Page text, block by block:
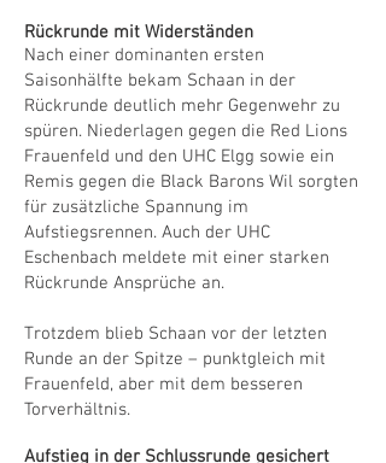
Rückrunde mit Widerständen
Nach einer dominanten ersten
Saisonhälfte bekam Schaan in der
Rückrunde deutlich mehr Gegenwehr zu
spüren. Niederlagen gegen die Red Lions
Frauenfeld und den UHC Elgg sowie ein
Remis gegen die Black Barons Wil sorgten
für zusätzliche Spannung im
Aufstiegsrennen. Auch der UHC
Eschenbach meldete mit einer starken
Rückrunde Ansprüche an.
Trotzdem blieb Schaan vor der letzten
Runde an der Spitze – punktgleich mit
Frauenfeld, aber mit dem besseren
Torverhältnis.
Aufstieg in der Schlussrunde gesichert